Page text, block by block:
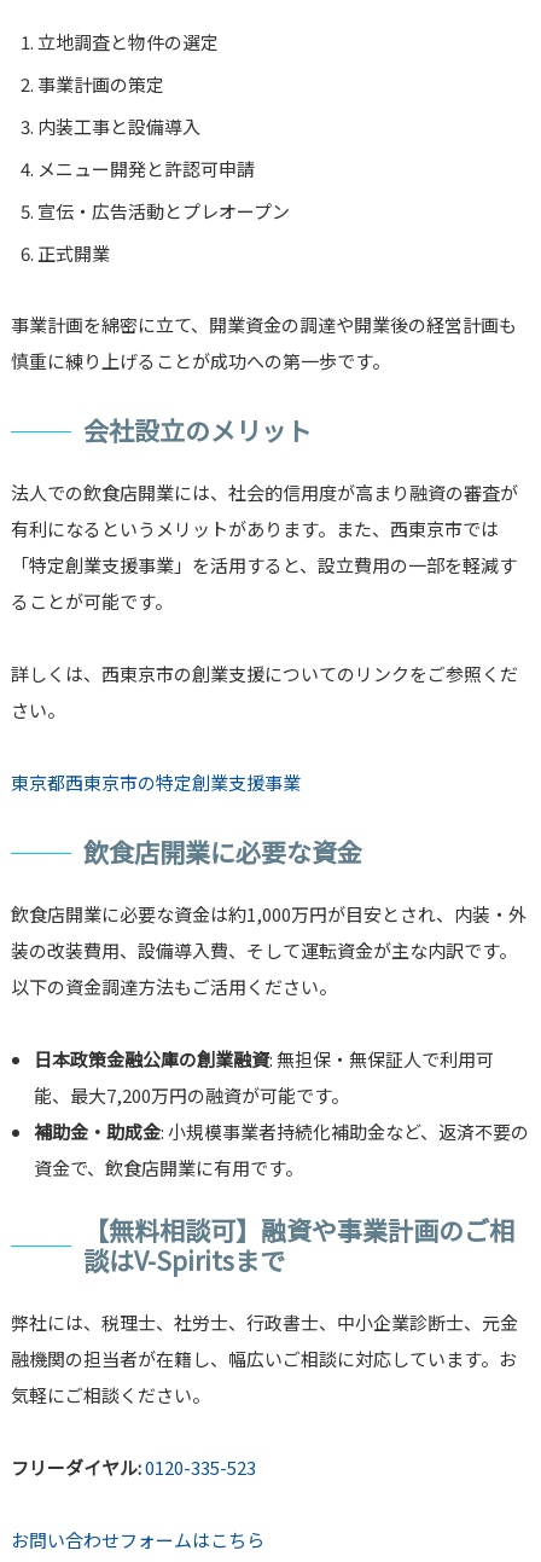
立地調査と物件の選定
事業計画の策定
内装工事と設備導入
メニュー開発と許認可申請
宣伝・広告活動とプレオープン
正式開業
事業計画を綿密に立て、開業資金の調達や開業後の経営計画も
慎重に練り上げることが成功への第一歩です。
会社設立のメリット
法人での飲食店開業には、社会的信用度が高まり融資の審査が
有利になるというメリットがあります。また、西東京市では
「特定創業支援事業」を活用すると、設立費用の一部を軽減す
ることが可能です。
詳しくは、西東京市の創業支援についてのリンクをご参照くだ
さい。
東京都西東京市の特定創業支援事業
飲食店開業に必要な資金
飲食店開業に必要な資金は約1,000万円が目安とされ、内装・外
装の改装費用、設備導入費、そして運転資金が主な内訳です。
以下の資金調達方法もご活用ください。
日本政策金融公庫の創業融資: 無担保・無保証人で利用可
能、最大7,200万円の融資が可能です。
補助金・助成金: 小規模事業者持続化補助金など、返済不要の
資金で、飲食店開業に有用です。
【無料相談可】融資や事業計画のご相
談はV-Spiritsまで
弊社には、税理士、社労士、行政書士、中小企業診断士、元金
融機関の担当者が在籍し、幅広いご相談に対応しています。お
気軽にご相談ください。
フリーダイヤル:0120-335-523
お問い合わせフォームはこちら